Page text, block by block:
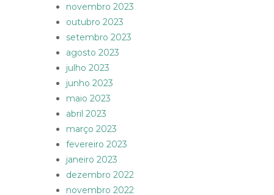
novembro 2023
outubro 2023
setembro 2023
agosto 2023
julho 2023
junho 2023
maio 2023
abril 2023
março 2023
fevereiro 2023
janeiro 2023
dezembro 2022
novembro 2022